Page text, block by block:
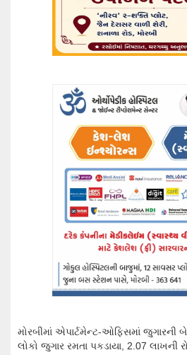
મોરબીમાં એપાર્ટમેન્ટ-ઓફિસમાં જુગારની
લોકો જુગાર રમતા પકડાયા, 2.07 લાખની